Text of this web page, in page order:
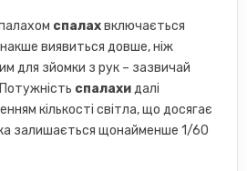
спалахвключається
виявиться довше, ніж
для зйомки з рук – зазвичай
спалахидалі
кількості світла, що досягає
залишається щонайменше 1/60